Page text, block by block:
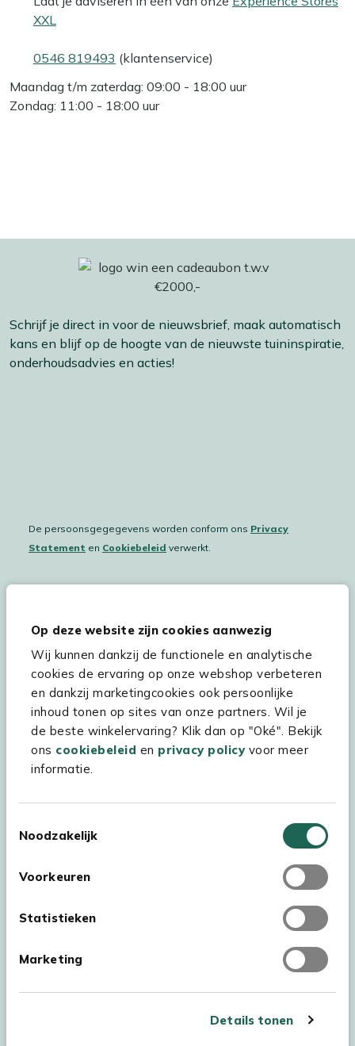
Op deze website zijn cookies aanwezig
Wij kunnen dankzij de functionele en analytische
cookies de ervaring op onze webshop verbeteren
en dankzij marketingcookies ook persoonlijke
inhoud tonen op sites van onze partners. Wil je
de beste winkelervaring? Klik dan op "Oké". Bekijk
ons cookiebeleid en privacy policyvoor meer
informatie.
Noodzakelijk
Voorkeuren
Statistieken
Marketing
Details tonen
XXL
0546 819493 (klantenservice)
Maandag t/m zaterdag: 09:00 - 18:00 uur
Zondag: 11:00 - 18:00 uur
Schrijf je direct in voor de nieuwsbrief, maak automatisch
kans en blijf op de hoogte van de nieuwste tuininspiratie,
onderhoudsadvies en acties!
De persoonsgegegevens worden conform ons Privacy
Statement en Cookiebeleid verwerkt.
Hulp & service
Assortiment
Kees Smit Tuinmeubelen
Experience Stores XXL